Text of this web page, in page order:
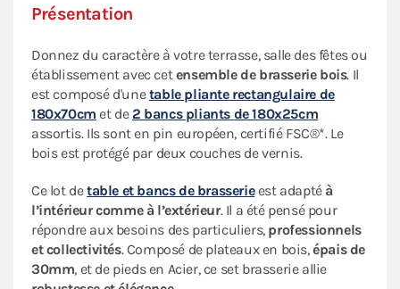
Présentation
Donnez du caractère à votre terrasse, salle des fêtes ou
établissement avec cetensemble de brasserie bois. Il
est composé d'unetable pliante rectangulaire de
180x70cm et de 2 bancs pliants de 180x25cm
assortis. Ils sont en pin européen, certifié FSC®*. Le
bois est protégé par deux couches de vernis.
Ce lot detable et bancs de brasserieest adapté à
l’intérieur comme à l’extérieur. Il a été pensé pour
répondre aux besoins des particuliers,professionnels
et collectivités. Composé de plateaux en bois,épais de
30mm, et de pieds en Acier, ce set brasserie allie